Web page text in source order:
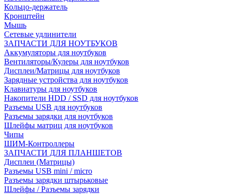
Кольцо-держатель
Кронштейн
Мышь
Сетевые удлинители
ЗАПЧАСТИ ДЛЯ НОУТБУКОВ
Аккумуляторы для ноутбуков
Вентиляторы/Кулеры для ноутбуков
Дисплеи/Матрицы для ноутбуков
Зарядные устройства для ноутбуков
Клавиатуры для ноутбуков
Накопители HDD / SSD для ноутбуков
Разъемы USB для ноутбуков
Разъемы зарядки для ноутбуков
Шлейфы матриц для ноутбуков
Чипы
ШИМ-Контроллеры
ЗАПЧАСТИ ДЛЯ ПЛАНШЕТОВ
Дисплеи (Матрицы)
Разъемы USB mini / micro
Разъемы зарядки штырьковые
Шлейфы / Разъемы зарядки